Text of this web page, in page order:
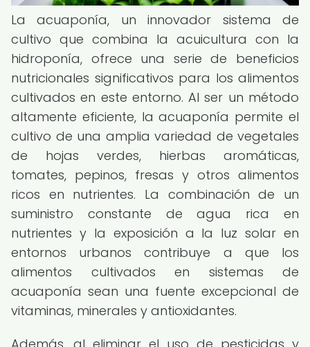
La acuaponía, un innovador sistema de
cultivo que combina la acuicultura con la
hidroponía, ofrece una serie de beneficios
nutricionales significativos para los alimentos
cultivados en este entorno. Al ser un método
altamente eficiente, la acuaponía permite el
cultivo de una amplia variedad de vegetales
de hojas verdes, hierbas aromáticas,
tomates, pepinos, fresas y otros alimentos
ricos en nutrientes. La combinación de un
suministro constante de agua rica en
nutrientes y la exposición a la luz solar en
entornos urbanos contribuye a que los
alimentos cultivados en sistemas de
acuaponía sean una fuente excepcional de
vitaminas, minerales y antioxidantes.